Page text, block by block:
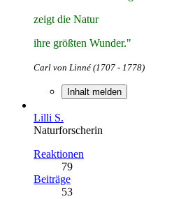
zeigt die Natur
ihre größten Wunder."
Carl von Linné (1707 - 1778)
Inhalt melden
Lilli S.
Naturforscherin
Reaktionen
79
Beiträge
53